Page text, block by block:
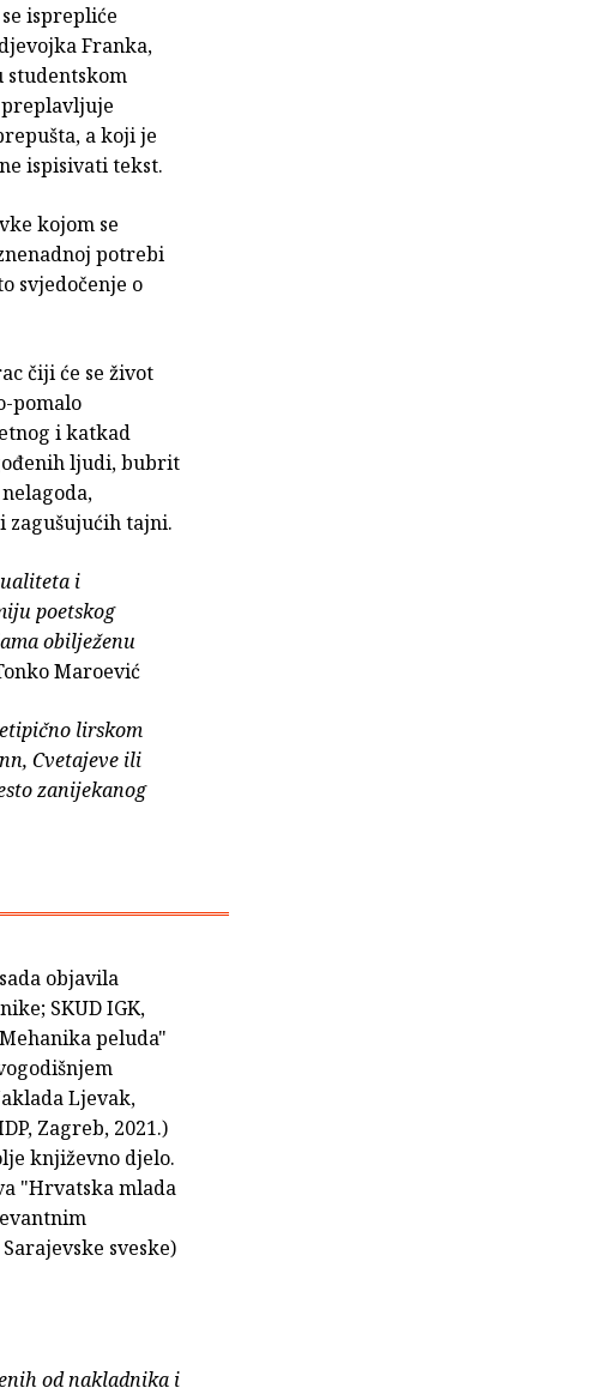
isprepliće
Franka,
studentskom
a koji je
ispisivati tekst.
kojom se
potrebi
svjedočenje o
čiji će se život
pomalo
i katkad
ljudi, bubrit
tajni.
i
poetskog
obilježenu
Maroević
lirskom
Cvetajeve ili
zanijekanog
objavila
SKUD IGK,
peluda"
Ljevak,
Zagreb, 2021.)
književno djelo.
"Hrvatska mlada
sveske)
od nakladnika i